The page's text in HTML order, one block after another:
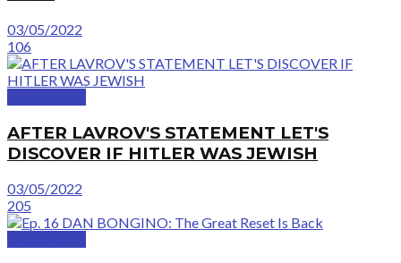
03/05/2022
106
AFTER LAVROV'S STATEMENT LET'S
DISCOVER IF HITLER WAS JEWISH
03/05/2022
205